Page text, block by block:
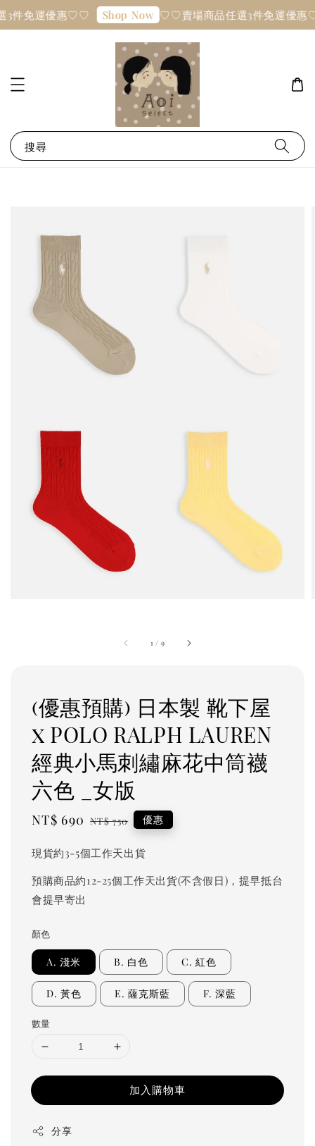
件免運優惠♡♡ Shop Now ♡♡賣場商品任選3件免運優惠
搜尋
1 / 9
(優惠預購) 日本製 靴下屋
x POLO RALPH LAUREN
經典小馬刺繡麻花中筒襪
六色 _女版
Sale
NT$ 690 Regular
NT$ 750 優惠
現貨約3-5個工作天出貨
預購商品約12-25個工作天出貨(不含假日)，提早抵台
會提早寄出
顏色
A. 淺米 B. 白色 C. 紅色
D. 黃色 E. 薩克斯藍 F. 深藍
數量
加入購物車
分享